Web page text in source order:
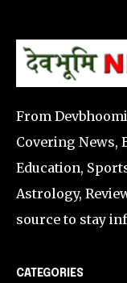
From
Covering News,
Education,
Astrology,
source to stay
CATEGORIES